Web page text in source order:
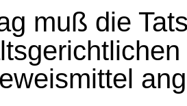
muß die